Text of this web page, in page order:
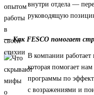
внутри отдела —
руководящую
— Как FESCO помогает
В компании работает
которая помогает
программы по
с возражениями и